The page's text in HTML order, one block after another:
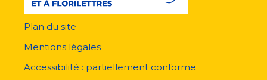
pied
page
Plan du site
Mentions légales
Accessibilité : partiellement conforme